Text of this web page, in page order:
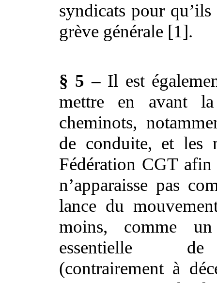
syndicats pour
grève générale [1].
§ 5 – Il est
mettre en avant
cheminots,
de conduite, et les
Fédération CGT
n’apparaisse pas
lance du
moins, comme un
essentielle
(contrairement à